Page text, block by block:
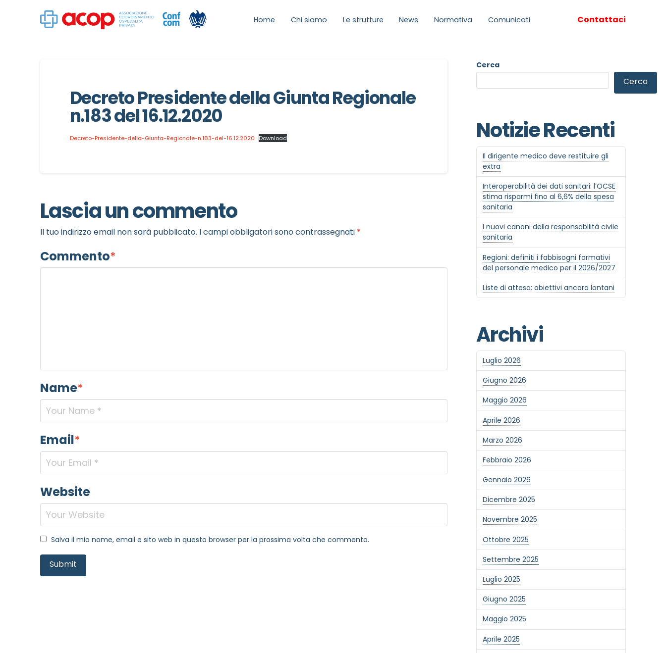
Home Chi siamo Le strutture News Normativa Comunicati Contattaci
Decreto Presidente della Giunta Regionale
n.183 del 16.12.2020
Decreto-Presidente-della-Giunta-Regionale-n.183-del-16.12.2020 Download
Lascia un commento
Il tuo indirizzo email non sarà pubblicato. I campi obbligatori sono contrassegnati *
Commento*
Name*
Email*
Website
Salva il mio nome, email e sito web in questo browser per la prossima volta che commento.
Cerca
Cerca
Notizie Recenti
Il dirigente medico deve restituire gli
extra
Interoperabilità dei dati sanitari: l’OCSE
stima risparmi fino al 6,6% della spesa
sanitaria
I nuovi canoni della responsabilità civile
sanitaria
Regioni: definiti i fabbisogni formativi
del personale medico per il 2026/2027
Liste di attesa: obiettivi ancora lontani
Archivi
Luglio 2026
Giugno 2026
Maggio 2026
Aprile 2026
Marzo 2026
Febbraio 2026
Gennaio 2026
Dicembre 2025
Novembre 2025
Ottobre 2025
Settembre 2025
Luglio 2025
Giugno 2025
Maggio 2025
Aprile 2025